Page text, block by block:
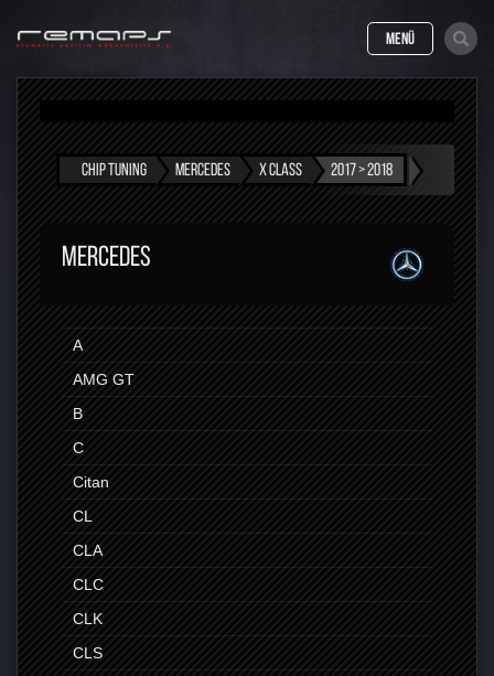
MENÜ
CHIP TUNING MERCEDES X CLASS 2017 > 2018
MERCEDES
A
AMG GT
B
C
Citan
CL
CLA
CLC
CLK
CLS